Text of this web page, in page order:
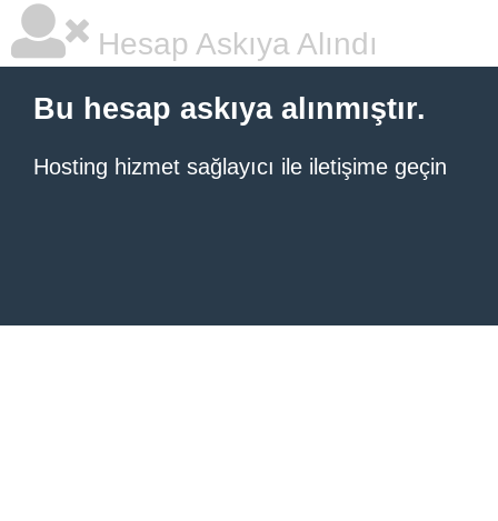
Hesap Askıya Alındı
Bu hesap askıya alınmıştır.
Hosting hizmet sağlayıcı ile iletişime geçin